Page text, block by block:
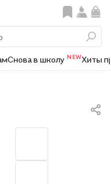
Снова в школу NEWХиты